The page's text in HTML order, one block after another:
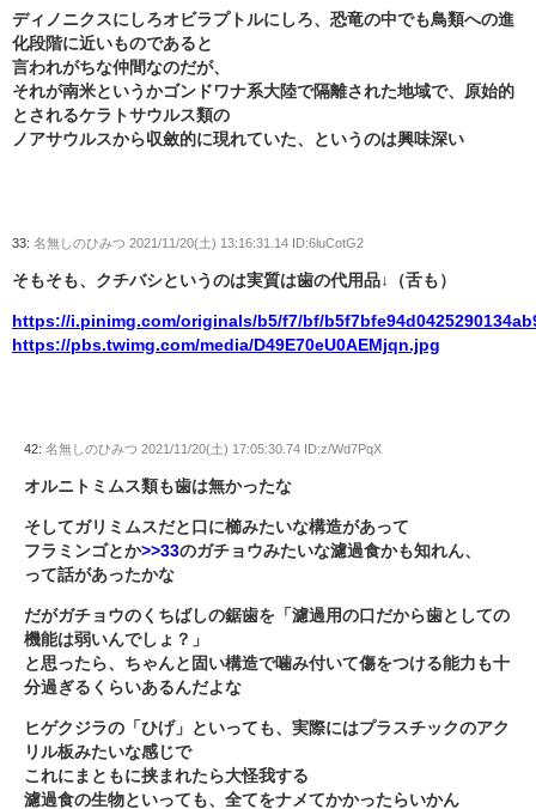
ディノニクスにしろオビラプトルにしろ、恐竜の中でも鳥類への進
化段階に近いものであると
言われがちな仲間なのだが、
それが南米というかゴンドワナ系大陸で隔離された地域で、原始的
とされるケラトサウルス類の
ノアサウルスから収斂的に現れていた、というのは興味深い
33: 名無しのひみつ 2021/11/20(土) 13:16:31.14 ID:6luCotG2
そもそも、クチバシというのは実質は歯の代用品↓（舌も）
https://i.pinimg.com/originals/b5/f7/bf/
https://pbs.twimg.com/media/D49E70eU0AEMjqn.jpg
42: 名無しのひみつ 2021/11/20(土) 17:05:30.74 ID:z/Wd7PqX
オルニトミムス類も歯は無かったな
そしてガリミムスだと口に櫛みたいな構造があって
フラミンゴとか>>33のガチョウみたいな濾過食かも知れん、
って話があったかな
だがガチョウのくちばしの鋸歯を「濾過用の口だから歯としての
機能は弱いんでしょ？」
と思ったら、ちゃんと固い構造で噛み付いて傷をつける能力も十
分過ぎるくらいあるんだよな
ヒゲクジラの「ひげ」といっても、実際にはプラスチックのアク
リル板みたいな感じで
これにまともに挟まれたら大怪我する
濾過食の生物といっても、全てをナメてかかったらいかん